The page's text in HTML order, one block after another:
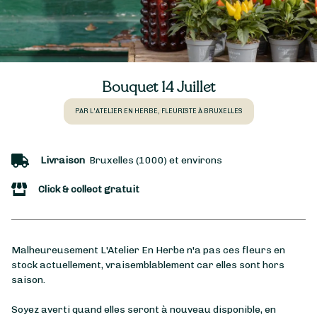
Bouquet 14 Juillet
PAR L'ATELIER EN HERBE, FLEURISTE À BRUXELLES
Livraison Bruxelles (1000) et environs
Click & collect gratuit
Malheureusement L'Atelier En Herbe n'a pas ces fleurs en
stock actuellement, vraisemblablement car elles sont hors
saison.
Soyez averti quand elles seront à nouveau disponible, en